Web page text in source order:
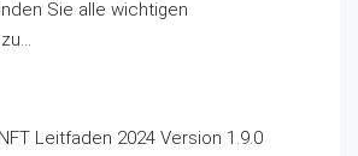
Sie alle wichtigen
Leitfaden 2024 Version 1.9.0